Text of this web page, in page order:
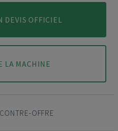
DEVIS OFFICIEL
LA MACHINE
OFFRE